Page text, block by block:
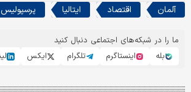
آلمان اقتصاد ایتالیا پرسپولیس
ما را در شبکه‌های اجتماعی دنبال کنید
بله
اینستاگرم تلگرام ایکس